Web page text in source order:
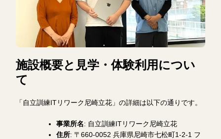
施設概要と見学・体験利用につい
て
「自立訓練ITリワーク尼崎立花」の詳細は以下の通りです。
事業所名: 自立訓練ITリワーク尼崎立花
住所: 〒660-0052 兵庫県尼崎市七松町1-2-1 フ